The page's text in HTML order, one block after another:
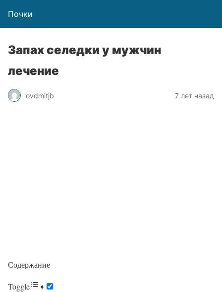
Почки
Запах селедки у мужчин
лечение
ovdmitjb 7 лет назад
Содержание
Toggle